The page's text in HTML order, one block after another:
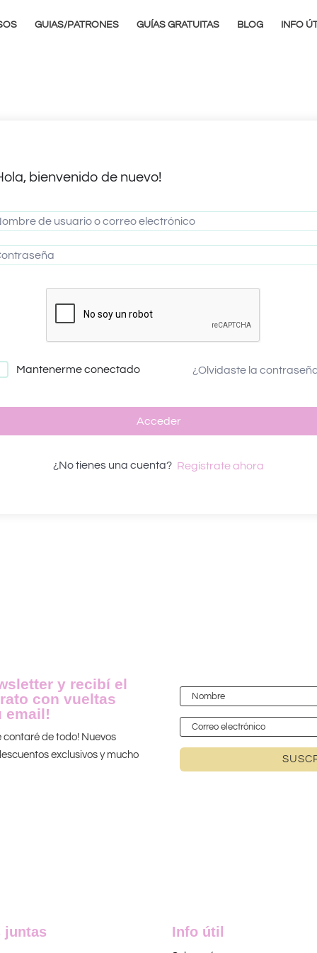
GUIAS/PATRONES GUÍAS GRATUITAS BLOG INFO
bienvenido de nuevo!
Mantenerme conectado ¿Olvidaste la
Acceder
¿No tienes una cuenta? Regístrate ahora
y recibí el
con vueltas
email!
contaré de todo! Nuevos
exclusivos y mucho
juntas Info útil